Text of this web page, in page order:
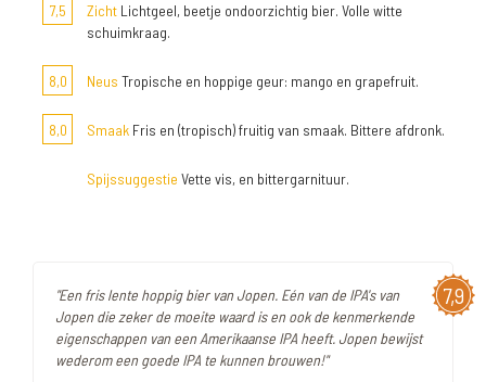
7,5
Zicht Lichtgeel, beetje ondoorzichtig bier. Volle witte
schuimkraag.
8,0 Neus Tropische en hoppige geur: mango en grapefruit.
8,0 Smaak Fris en (tropisch) fruitig van smaak. Bittere afdronk.
Spijssuggestie Vette vis, en bittergarnituur.
7,9
"Een fris lente hoppig bier van Jopen. Eén van de IPA's van
Jopen die zeker de moeite waard is en ook de kenmerkende
eigenschappen van een Amerikaanse IPA heeft. Jopen bewijst
wederom een goede IPA te kunnen brouwen!"